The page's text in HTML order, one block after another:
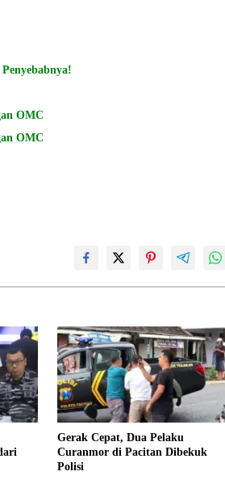
di Gunung Bromo Dipercepat Dengan OMC
di Gunung Bromo Dipercepat Dengan OMC
Gerak Cepat, Dua Pelaku
Curanmor di Pacitan Dibekuk
Polisi